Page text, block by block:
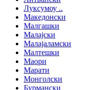
Луксумоу ..
Македонски
Малгашки
Малајски
Малајаламски
Малтешки
Маори
Марати
Монголски
Бурмански